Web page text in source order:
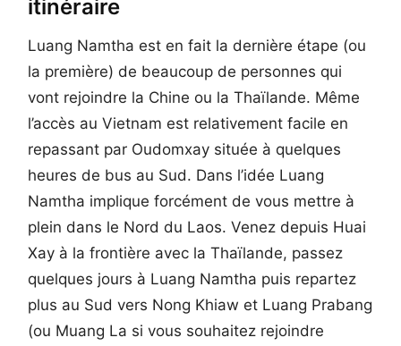
itinéraire
Luang Namtha est en fait la dernière étape (ou
la première) de beaucoup de personnes qui
vont rejoindre la Chine ou la Thaïlande. Même
l’accès au Vietnam est relativement facile en
repassant par Oudomxay située à quelques
heures de bus au Sud. Dans l’idée Luang
Namtha implique forcément de vous mettre à
plein dans le Nord du Laos. Venez depuis Huai
Xay à la frontière avec la Thaïlande, passez
quelques jours à Luang Namtha puis repartez
plus au Sud vers Nong Khiaw et Luang Prabang
(ou Muang La si vous souhaitez rejoindre